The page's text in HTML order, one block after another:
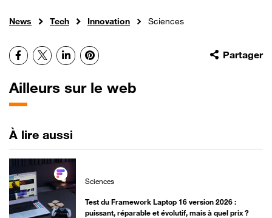
News Tech Innovation Sciences
Partager
Facebook
X LinkedInPinterest
Ailleurs sur le web
À lire aussi
Sciences
Test du Framework Laptop 16 version 2026 :
puissant, réparable et évolutif, mais à quel prix ?